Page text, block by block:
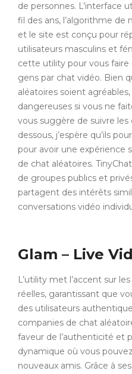
de personnes. L’interface
fil des ans, l’algorithme
et le site est conçu pour
utilisateurs masculins et
cette utility pour vous
gens par chat vidéo. Bien
aléatoires soient
dangereuses si vous ne
vous suggère de suivre
dessous, j’espère qu’ils
pour avoir une expérience
de chat aléatoires.
de groupes publics et
partagent des intérêts
conversations vidéo
Glam – Live
L’utility met l’accent sur
réelles, garantissant que
des utilisateurs
companies de chat
faveur de l’authenticité et
dynamique où vous
nouveaux amis. Grâce à